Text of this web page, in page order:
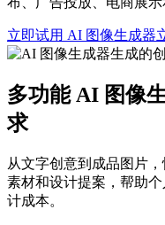
立即试用 AI 图像生成器
多功能 AI 图像
求
从文字创意到成品图片
素材和设计提案，帮助
计成本。